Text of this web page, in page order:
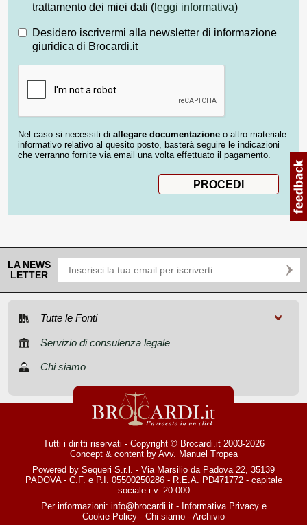
trattamento dei miei dati ( leggi informativa)
Desidero iscrivermi alla newsletter di informazione
giuridica di Brocardi.it
Nel caso si necessiti di allegare documentazione o altro materiale
informativo relativo al quesito posto, basterà seguire le indicazioni
che verranno fornite via email una volta effettuato il pagamento.
LA NEWS
LETTER
Tutte le Fonti
Servizio di consulenza legale
Chi siamo
Tutti i diritti riservati - Copyright © Brocardi.it 2003-2026
Concept & content by Avv. Manuel Tropea
Powered by Sequeri S.r.l. - Via Marsilio da Padova 22, 35139
PADOVA - C.F. e P.I. 05500250286 - R.E.A. PD471772 - capitale
sociale i.v. 20.000
Per informazioni: info@brocardi.it- Informativa Privacye
Cookie Policy - Chi siamo - Archivio